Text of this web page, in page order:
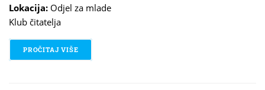
Lokacija: Odjel za mlade
Klub čitatelja
PROČITAJ VIŠE